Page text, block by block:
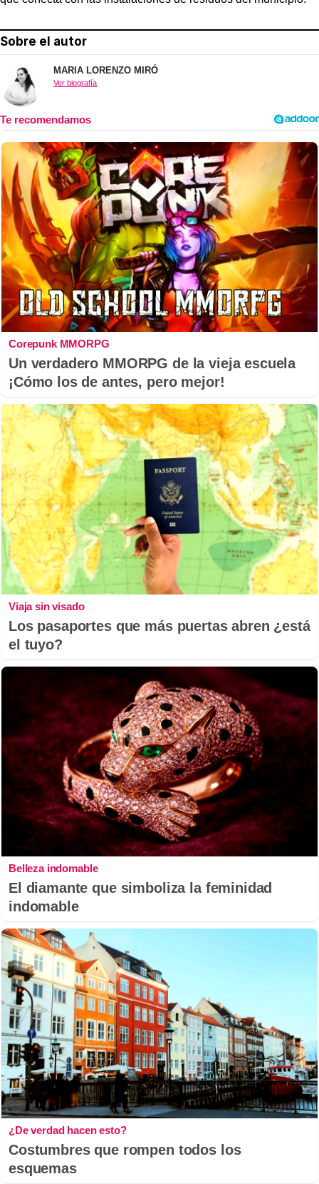
Sobre el autor
MARIA LORENZO MIRÓ
Ver biografía
Corepunk MMORPG
Un verdadero MMORPG de la vieja escuela
¡Cómo los de antes, pero mejor!
Viaja sin visado
Los pasaportes que más puertas abren ¿está
el tuyo?
Belleza indomable
El diamante que simboliza la feminidad
indomable
¿De verdad hacen esto?
Costumbres que rompen todos los
esquemas